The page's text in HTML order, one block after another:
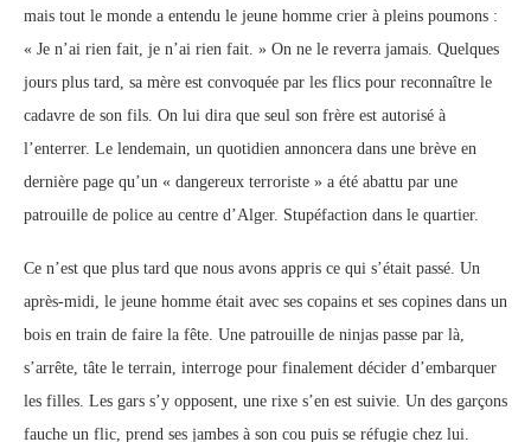
mais tout le monde a entendu le jeune homme crier à pleins poumons :
« Je n’ai rien fait, je n’ai rien fait. » On ne le reverra jamais. Quelques
jours plus tard, sa mère est convoquée par les flics pour reconnaître le
cadavre de son fils. On lui dira que seul son frère est autorisé à
l’enterrer. Le lendemain, un quotidien annoncera dans une brève en
dernière page qu’un « dangereux terroriste » a été abattu par une
patrouille de police au centre d’Alger. Stupéfaction dans le quartier.
Ce n’est que plus tard que nous avons appris ce qui s’était passé. Un
après-midi, le jeune homme était avec ses copains et ses copines dans un
bois en train de faire la fête. Une patrouille de ninjas passe par là,
s’arrête, tâte le terrain, interroge pour finalement décider d’embarquer
les filles. Les gars s’y opposent, une rixe s’en est suivie. Un des garçons
fauche un flic, prend ses jambes à son cou puis se réfugie chez lui.